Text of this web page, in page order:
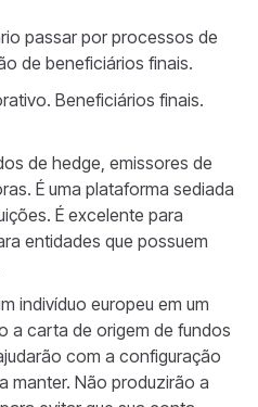
passar por processos de
de beneficiários finais.
Beneficiários finais.
de hedge, emissores de
É uma plataforma sediada
É excelente para
entidades que possuem
indivíduo europeu em um
a carta de origem de fundos
com a configuração
manter. Não produzirão a